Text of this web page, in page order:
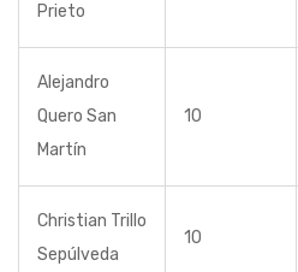
Prieto
Alejandro
Quero San
Martín
10
Christian Trillo
Sepúlveda
10